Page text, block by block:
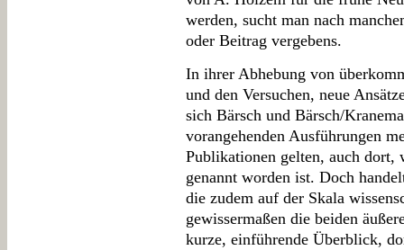
werden, sucht man nach
oder Beitrag vergebens.
In ihrer Abhebung von
und den Versuchen, neue
sich Bärsch und Bärsch/
vorangehenden Ausführungen
Publikationen gelten, auch dort,
genannt worden ist. Doch
die zudem auf der Skala
gewissermaßen die beiden
kurze, einführende Überblick,